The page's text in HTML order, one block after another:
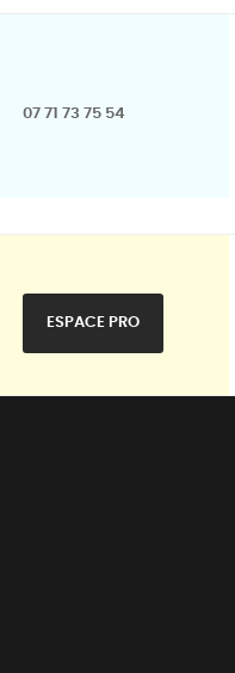
07 71 73 75 54
ESPACE PRO